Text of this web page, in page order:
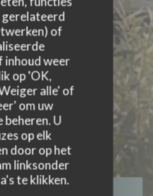
gerelateerd
of
weer
op 'OK,
alle' of
om uw
U
op elk
door op het
linksonder
te klikken.
TAFEL